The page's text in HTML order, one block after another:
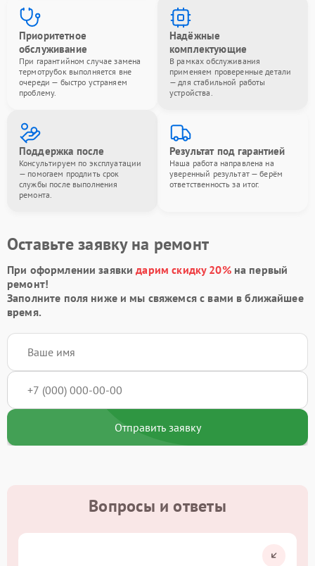
Приоритетное
обслуживание
При гарантийном случае замена
термотрубок выполняется вне
очереди — быстро устраняем
проблему.
Надёжные
комплектующие
В рамках обслуживания
применяем проверенные детали
— для стабильной работы
устройства.
Поддержка после
Консультируем по эксплуатации
— помогаем продлить срок
службы после выполнения
ремонта.
Результат под гарантией
Наша работа направлена на
уверенный результат — берём
ответственность за итог.
Оставьте заявку на ремонт
При оформлении заявкидарим скидку 20%на первый
ремонт!
Заполните поля ниже и мы свяжемся с вами в ближайшее
время.
Отправить заявку
Вопросы и ответы